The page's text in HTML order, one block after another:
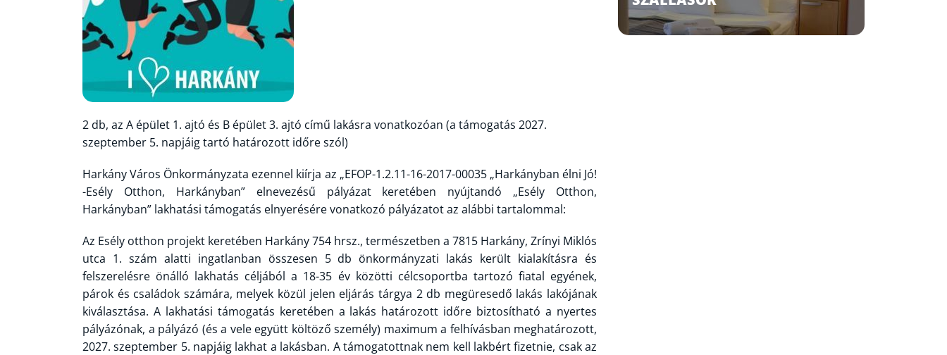
2 db, az A épület 1. ajtó és B épület 3. ajtó című lakásra vonatkozóan (a támogatás 2027.
szeptember 5. napjáig tartó határozott időre szól)
Harkány Város Önkormányzata ezennel kiírja az „EFOP-1.2.11-16-2017-00035 „Harkányban élni Jó!
-Esély Otthon, Harkányban” elnevezésű pályázat keretében nyújtandó „Esély Otthon,
Harkányban” lakhatási támogatás elnyerésére vonatkozó pályázatot az alábbi tartalommal:
Az Esély otthon projekt keretében Harkány 754 hrsz., természetben a 7815 Harkány, Zrínyi Miklós
utca 1. szám alatti ingatlanban összesen 5 db önkormányzati lakás került kialakításra és
felszerelésre önálló lakhatás céljából a 18-35 év közötti célcsoportba tartozó fiatal egyének,
párok és családok számára, melyek közül jelen eljárás tárgya 2 db megüresedő lakás lakójának
kiválasztása. A lakhatási támogatás keretében a lakás határozott időre biztosítható a nyertes
pályázónak, a pályázó (és a vele együtt költöző személy) maximum a felhívásban meghatározott,
2027. szeptember 5. napjáig lakhat a lakásban. A támogatottnak nem kell lakbért fizetnie, csak az